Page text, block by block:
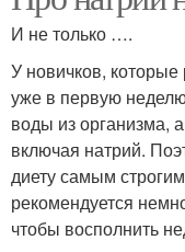
И не только ….
У новичков, которые
уже в первую
воды из организма,
включая натрий.
диету самым
рекомендуется
чтобы восполнить